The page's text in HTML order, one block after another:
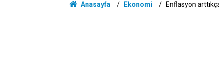
New York Times yazdı:
Anasayfa Ekonomi Enflasyon